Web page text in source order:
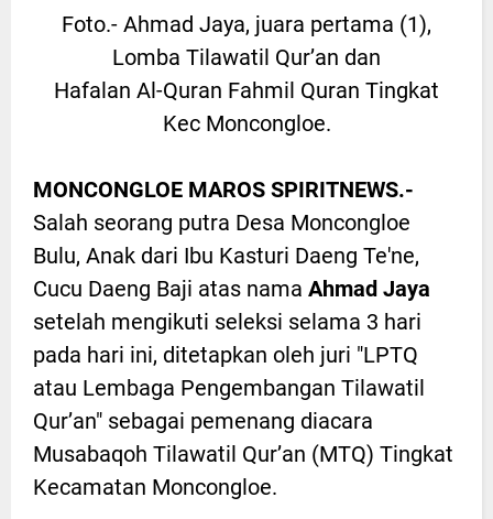
Foto.- Ahmad Jaya, juara pertama (1),
Lomba Tilawatil Qur’an dan
Hafalan Al-Quran Fahmil Quran Tingkat
Kec Moncongloe.
MONCONGLOE MAROS SPIRITNEWS.-
Salah seorang putra Desa Moncongloe
Bulu, Anak dari Ibu Kasturi Daeng Te'ne,
Cucu Daeng Baji atas nama Ahmad Jaya
setelah mengikuti seleksi selama 3 hari
pada hari ini, ditetapkan oleh juri "LPTQ
atau Lembaga Pengembangan Tilawatil
Qur’an" sebagai pemenang diacara
Musabaqoh Tilawatil Qur’an (MTQ) Tingkat
Kecamatan Moncongloe.